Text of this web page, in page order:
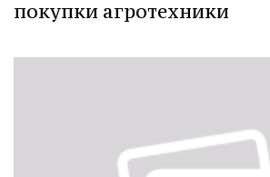
покупки агротехники